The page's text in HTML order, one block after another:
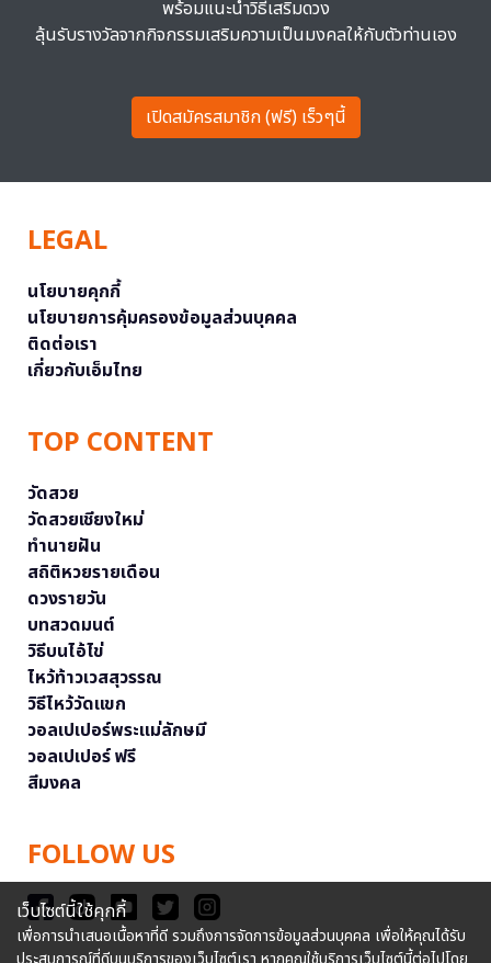
พร้อมแนะนำวิธีเสริมดวง
ลุ้นรับรางวัลจากกิจกรรมเสริมความเป็นมงคลให้กับตัวท่านเอง
เปิดสมัครสมาชิก (ฟรี) เร็วๆนี้
LEGAL
นโยบายคุกกี้
นโยบายการคุ้มครองข้อมูลส่วนบุคคล
ติดต่อเรา
เกี่ยวกับเอ็มไทย
TOP CONTENT
วัดสวย
วัดสวยเชียงใหม่
ทำนายฝัน
สถิติหวยรายเดือน
ดวงรายวัน
บทสวดมนต์
วิธีบนไอ้ไข่
ไหว้ท้าวเวสสุวรรณ
วิธีไหว้วัดแขก
วอลเปเปอร์พระแม่ลักษมี
วอลเปเปอร์ ฟรี
สีมงคล
FOLLOW US
เว็บไซต์นี้ใช้คุกกี้
เพื่อการนำเสนอเนื้อหาที่ดี รวมถึงการจัดการข้อมูลส่วนบุคคล เพื่อให้คุณได้รับ